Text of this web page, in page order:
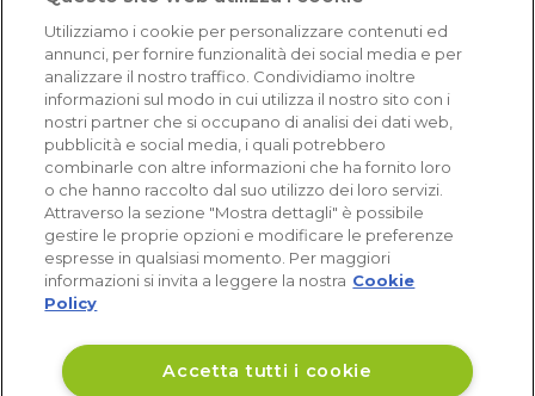
Acquisti verificati
Utilizziamo i cookie per personalizzare contenuti ed
annunci, per fornire funzionalità dei social media e per
analizzare il nostro traffico. Condividiamo inoltre
informazioni sul modo in cui utilizza il nostro sito con i
nostri partner che si occupano di analisi dei dati web,
pubblicità e social media, i quali potrebbero
combinarle con altre informazioni che ha fornito loro
o che hanno raccolto dal suo utilizzo dei loro servizi.
Attraverso la sezione "Mostra dettagli" è possibile
gestire le proprie opzioni e modificare le preferenze
espresse in qualsiasi momento. Per maggiori
informazioni si invita a leggere la nostra Cookie
Policy
Accetta tutti i cookie